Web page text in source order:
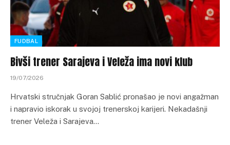
FUDBAL
Bivši trener Sarajeva i Veleža ima novi klub
19/07/2026
Hrvatski stručnjak Goran Sablić pronašao je novi angažman
i napravio iskorak u svojoj trenerskoj karijeri. Nekadašnji
trener Veleža i Sarajeva…